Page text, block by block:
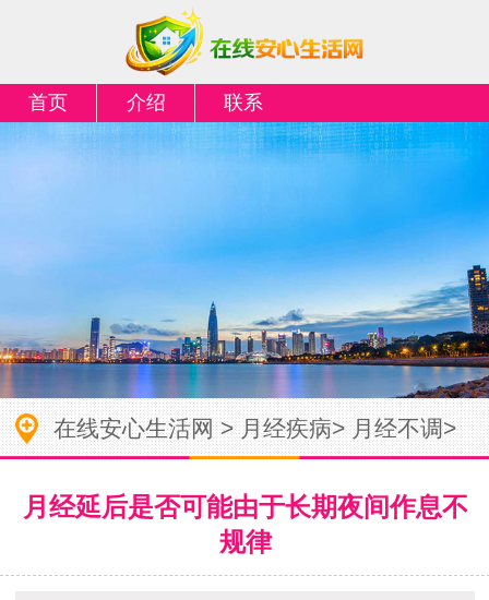
首页 介绍 联系
在线安心生活网>月经疾病>月经不调>
月经延后是否可能由于长期夜间作息不
规律